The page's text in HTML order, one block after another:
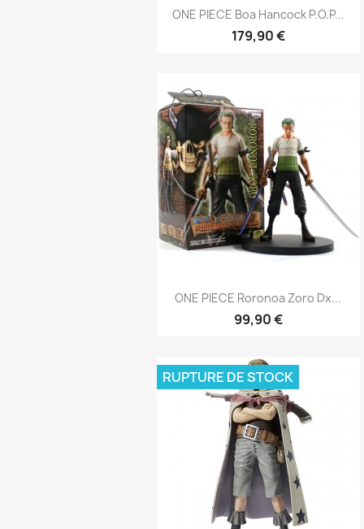
Aperçu rapide
ONE PIECE Boa Hancock P.O.P...
179,90 €
Aperçu rapide
ONE PIECE Roronoa Zoro Dx...
99,90 €
RUPTURE DE STOCK